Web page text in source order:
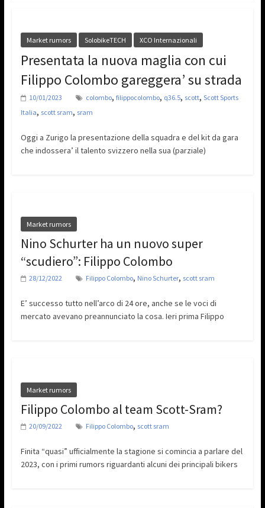
Market rumors SolobikeTECH XCO Internazionali
Presentata la nuova maglia con cui
Filippo Colombo gareggera’ su strada
10/01/2023 colombo, filippocolombo, q36.5, scott, Scott Sports
Italia, scott sram, sram
Oggi a Zurigo la presentazione della squadra e del kit da gara
che indossera’ il talento svizzero nella sua (parziale)
Market rumors
Nino Schurter ha un nuovo super
“scudiero”: Filippo Colombo
28/12/2022 Filippo Colombo, Nino Schurter, scott sram
E’ successo tutto nell’arco di 24 ore, anche se le voci di
mercato avevano preannunciato la cosa. Ieri prima Filippo
Market rumors
Filippo Colombo al team Scott-Sram?
20/09/2022 Filippo Colombo, scott sram
Finita “quasi” ufficialmente la stagione si comincia a parlare del
2023, con i primi rumors riguardanti alcuni dei principali bikers